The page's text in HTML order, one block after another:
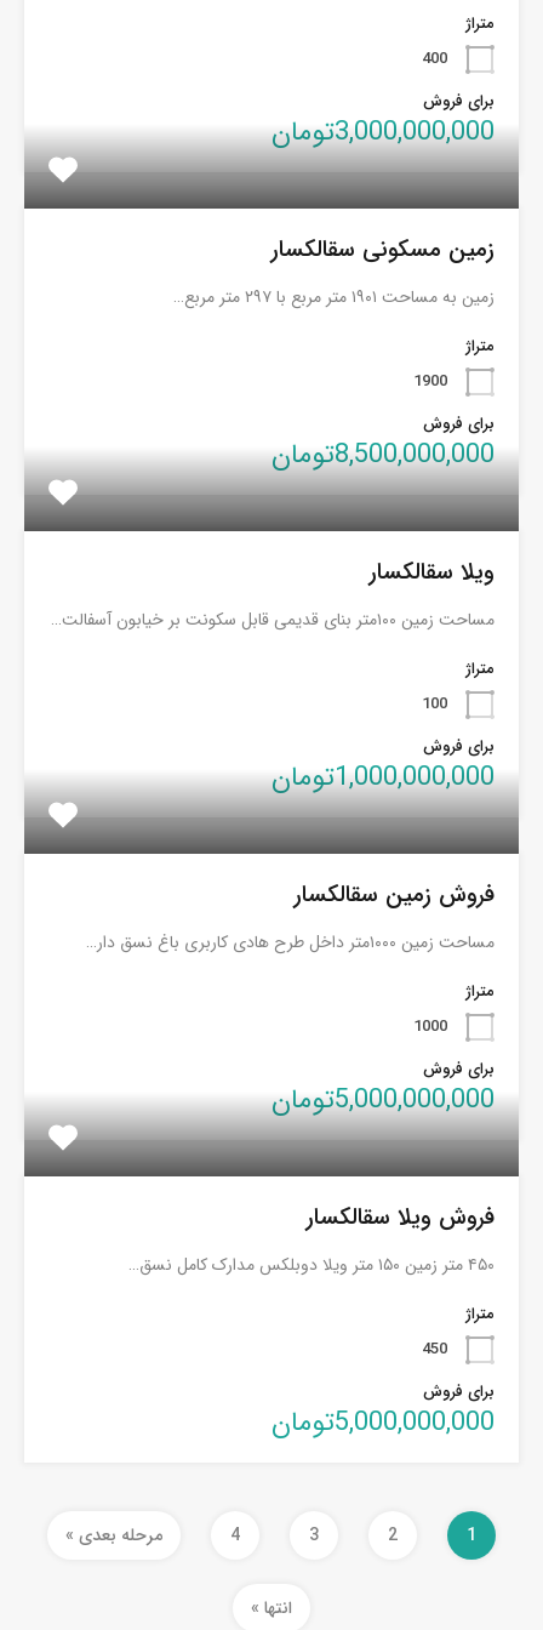
متراژ
400
برای فروش
3,000,000,000تومان
زمین مسکونی سقالکسار
زمین به مساحت ۱۹۰۱ متر مربع با ۲۹۷ متر مربع…
متراژ
1900
برای فروش
8,500,000,000تومان
ویلا سقالکسار
مساحت زمین ۱۰۰متر بنای قدیمی قابل سکونت بر خیابون آسفالت…
متراژ
100
برای فروش
1,000,000,000تومان
فروش زمین سقالکسار
مساحت زمین ۱۰۰۰متر داخل طرح هادی کاربری باغ نسق دار…
متراژ
1000
برای فروش
5,000,000,000تومان
فروش ویلا سقالکسار
۴۵۰ متر زمین ۱۵۰ متر ویلا دوبلکس مدارک کامل نسق…
متراژ
450
برای فروش
5,000,000,000تومان
1
2
3
4 مرحله بعدی »
انتها »